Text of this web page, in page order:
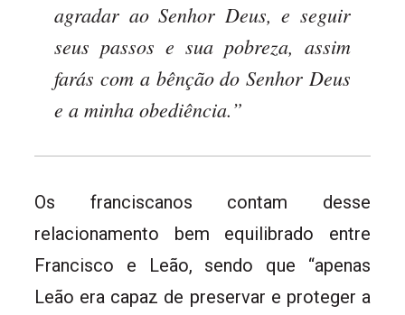
agradar ao Senhor Deus, e seguir
seus passos e sua pobreza, assim
farás com a bênção do Senhor Deus
e a minha obediência.”
Os franciscanos contam desse
relacionamento bem equilibrado entre
Francisco e Leão, sendo que “apenas
Leão era capaz de preservar e proteger a